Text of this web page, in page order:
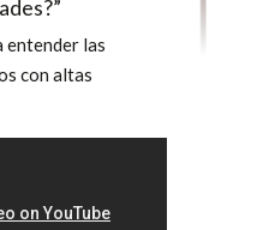
entender las
con altas